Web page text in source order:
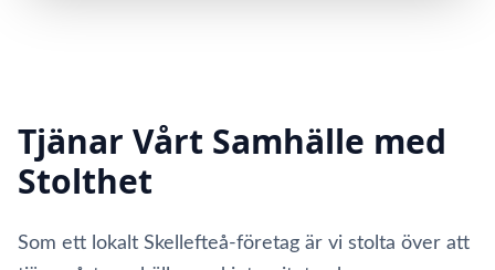
Tjänar Vårt Samhälle med
Stolthet
Som ett lokalt Skellefteå-företag är vi stolta över att